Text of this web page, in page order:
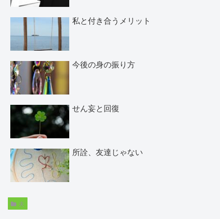
私と付き合うメリット
今後の身の振り方
せん妄と回復
所詮、友達じゃない
夫